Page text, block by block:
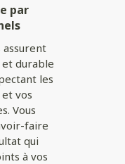
par
assurent
durable
les
vos
Vous
faire
qui
à vos